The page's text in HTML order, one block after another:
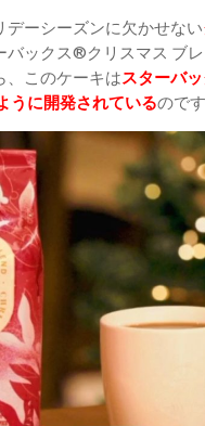
デーシーズンに欠かせない
バックス®クリスマス ブ
、このケーキはスターバ
うに開発されているのです